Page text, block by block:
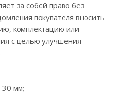
за собой право без
покупателя вносить
комплектацию или
с целью улучшения
30 мм;